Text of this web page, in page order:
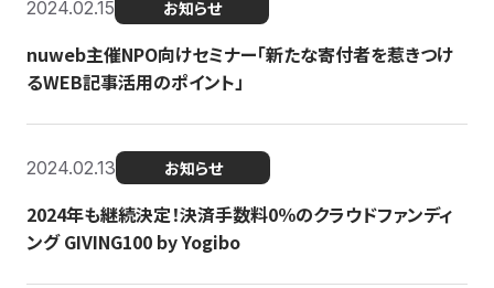
2024.02.15 お知らせ
nuweb主催NPO向けセミナー「新たな寄付者を惹きつけ
るWEB記事活用のポイント」
2024.02.13 お知らせ
2024年も継続決定！決済手数料0％のクラウドファンディ
ング GIVING100 by Yogibo